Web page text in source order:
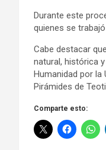
Durante este
quienes se
Cabe destacar
natural, histórica
Humanidad por la
Pirámides de
Comparte esto: